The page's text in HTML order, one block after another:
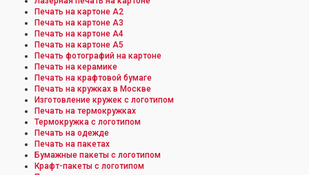
Печать на картоне А2
Печать на картоне А3
Печать на картоне А4
Печать на картоне А5
Печать фотографий на картоне
Печать на керамике
Печать на крафтовой бумаге
Печать на кружках в Москве
Изготовление кружек с логотипом
Печать на термокружках
Термокружка с логотипом
Печать на одежде
Печать на пакетах
Бумажные пакеты с логотипом
Крафт-пакеты с логотипом